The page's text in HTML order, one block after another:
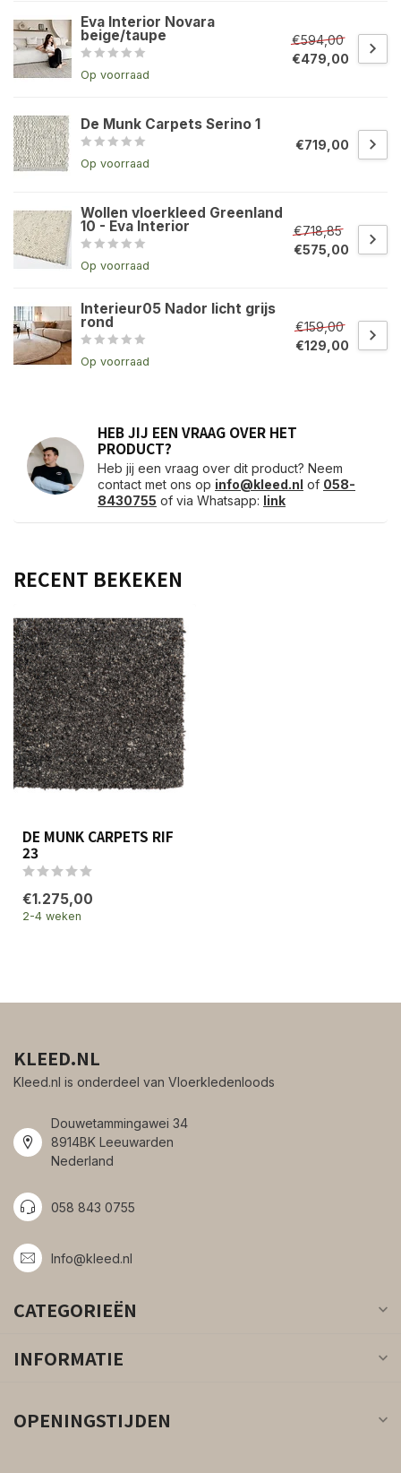
Eva Interior Novara
beige/taupe
Op voorraad
€594,00
€479,00
De Munk Carpets Serino 1
Op voorraad
€719,00
Wollen vloerkleed Greenland
10 - Eva Interior
Op voorraad
€718,85
€575,00
Interieur05 Nador licht grijs
rond
Op voorraad
€159,00
€129,00
HEB JIJ EEN VRAAG OVER HET
PRODUCT?
Heb jij een vraag over dit product? Neem
contact met ons op info@kleed.nl of 058-
8430755 of via Whatsapp: link
RECENT BEKEKEN
DE MUNK CARPETS RIF
23
€1.275,00
2-4 weken
KLEED.NL
Kleed.nl is onderdeel van Vloerkledenloods
Douwetammingawei 34
8914BK Leeuwarden
Nederland
058 843 0755
Info@kleed.nl
CATEGORIEËN
INFORMATIE
OPENINGSTIJDEN